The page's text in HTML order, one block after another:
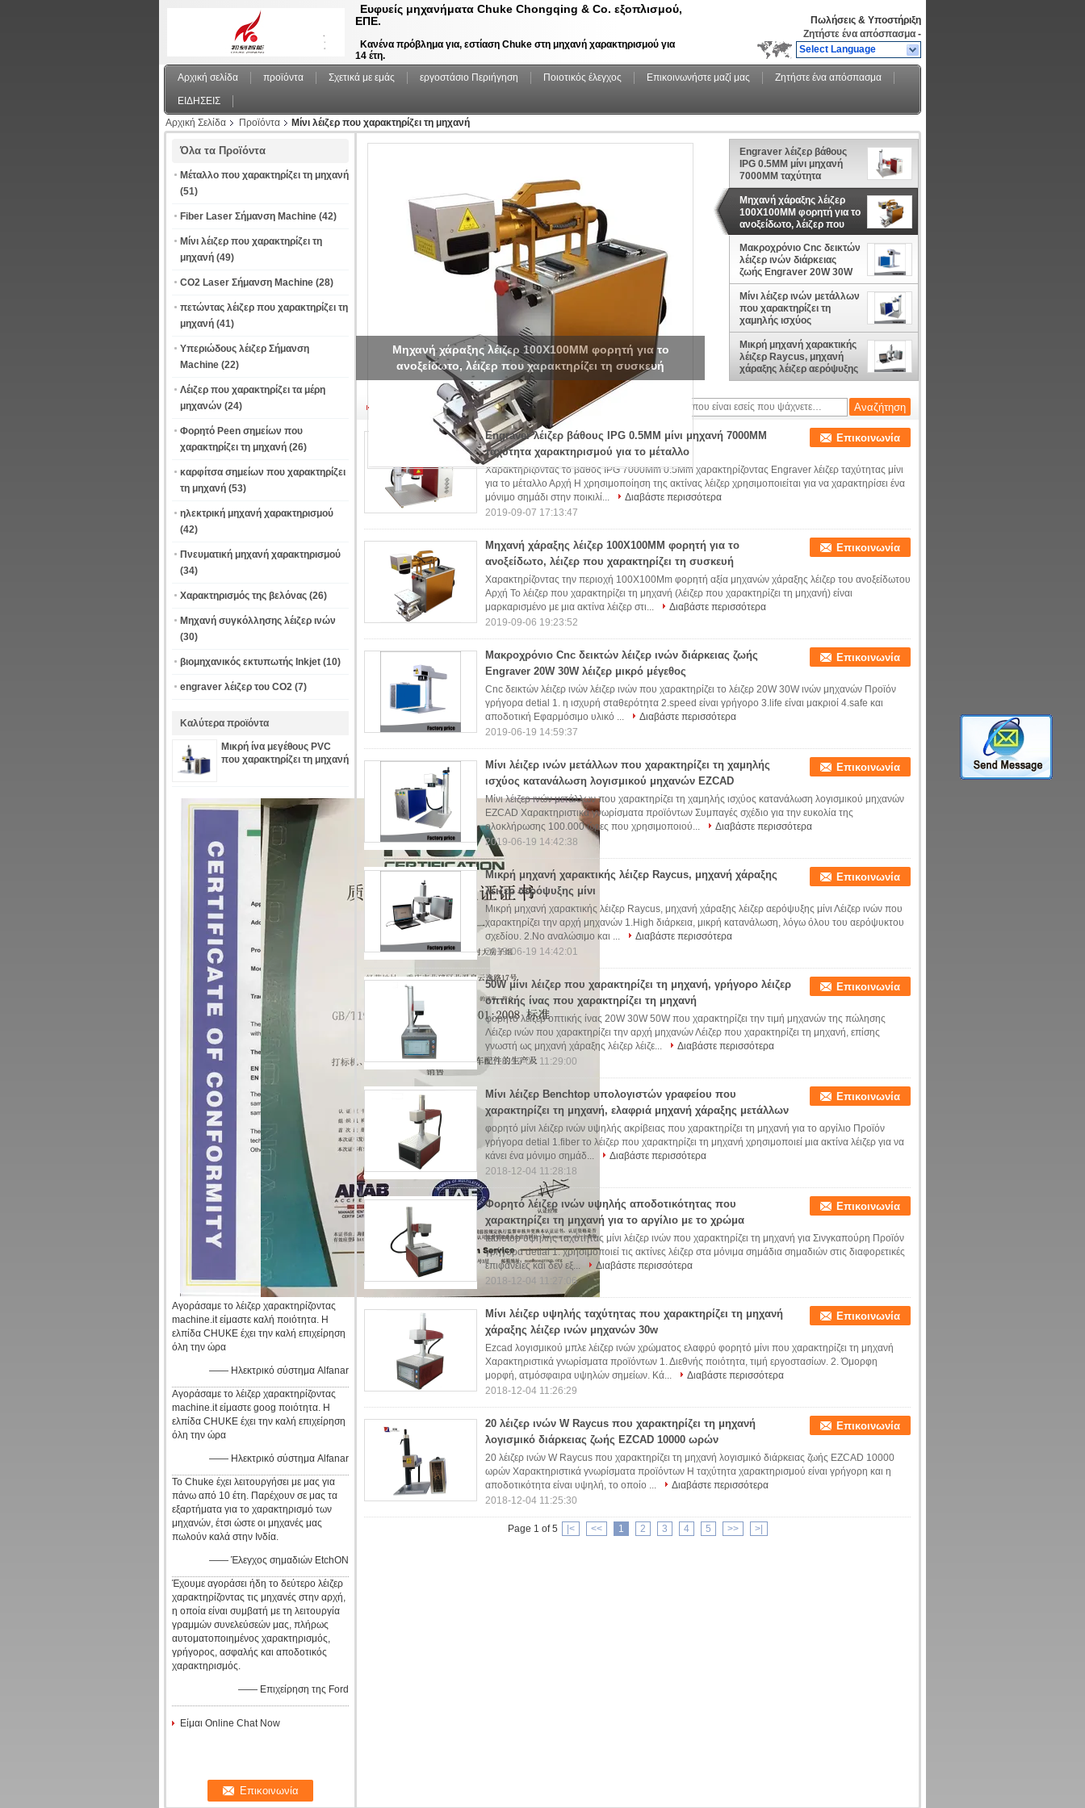
Ευφυείς μηχανήματα Chuke Chongqing & Co. εξοπλισμού,
ΕΠΕ.
Κανένα πρόβλημα για, εστίαση Chuke στη μηχανή χαρακτηρισμού για
14 έτη.
Πωλήσεις & Υποστήριξη
Ζητήστε ένα απόσπασμα -
Select Language
Αρχική σελίδα προϊόντα Σχετικά με εμάς εργοστάσιο Περιήγηση Ποιοτικός έλεγχος Επικοινωνήστε μαζί μας Ζητήστε ένα απόσπασμα
ΕΙΔΗΣΕΙΣ
Αρχική Σελίδα
Προϊόντα Μίνι λέιζερ που χαρακτηρίζει τη μηχανή
Όλα τα Προϊόντα
Μέταλλο που χαρακτηρίζει τη μηχανή
(51)
Fiber Laser Σήμανση Machine (42)
Μίνι λέιζερ που χαρακτηρίζει τη
μηχανή (49)
CO2 Laser Σήμανση Machine (28)
πετώντας λέιζερ που χαρακτηρίζει τη
μηχανή (41)
Υπεριώδους λέιζερ Σήμανση
Machine (22)
Λέιζερ που χαρακτηρίζει τα μέρη
μηχανών (24)
Φορητό Peen σημείων που
χαρακτηρίζει τη μηχανή (26)
καρφίτσα σημείων που χαρακτηρίζει
τη μηχανή (53)
ηλεκτρική μηχανή χαρακτηρισμού
(42)
Πνευματική μηχανή χαρακτηρισμού
(34)
Χαρακτηρισμός της βελόνας (26)
Μηχανή συγκόλλησης λέιζερ ινών
(30)
βιομηχανικός εκτυπωτής Inkjet (10)
engraver λέιζερ του CO2 (7)
Καλύτερα προϊόντα
Μικρή ίνα μεγέθους PVC
που χαρακτηρίζει τη μηχανή
Αγοράσαμε το λέιζερ χαρακτηρίζοντας
machine.it είμαστε καλή ποιότητα. Η
ελπίδα CHUKE έχει την καλή επιχείρηση
όλη την ώρα
—— Ηλεκτρικό σύστημα Alfanar
Αγοράσαμε το λέιζερ χαρακτηρίζοντας
machine.it είμαστε goog ποιότητα. Η
ελπίδα CHUKE έχει την καλή επιχείρηση
όλη την ώρα
—— Ηλεκτρικό σύστημα Alfanar
Το Chuke έχει λειτουργήσει με μας για
πάνω από 10 έτη. Παρέχουν σε μας τα
εξαρτήματα για το χαρακτηρισμό των
μηχανών, έτσι ώστε οι μηχανές μας
πωλούν καλά στην Ινδία.
—— Έλεγχος σημαδιών EtchON
Έχουμε αγοράσει ήδη το δεύτερο λέιζερ
χαρακτηρίζοντας τις μηχανές στην αρχή,
η οποία είναι συμβατή με τη λειτουργία
γραμμών συνελεύσεών μας, πλήρως
αυτοματοποιημένος χαρακτηρισμός,
γρήγορος, ασφαλής και αποδοτικός
χαρακτηρισμός.
—— Επιχείρηση της Ford
Είμαι Online Chat Now
Μηχανή χάραξης λέιζερ 100X100MM φορητή για το
ανοξείδωτο, λέιζερ που χαρακτηρίζει τη συσκευή
Engraver λέιζερ βάθους
IPG 0.5MM μίνι μηχανή
7000MM ταχύτητα
χαρακτηρισμού για το
μέταλλο
Μηχανή χάραξης λέιζερ
100X100MM φορητή για το
ανοξείδωτο, λέιζερ που
χαρακτηρίζει τη συσκευή
Μακροχρόνιο Cnc δεικτών
λέιζερ ινών διάρκειας
ζωής Engraver 20W 30W
λέιζερ μικρό μέγεθος
Μίνι λέιζερ ινών μετάλλων
που χαρακτηρίζει τη
χαμηλής ισχύος
κατανάλωση λογισμικού
μηχανών EZCAD
Μικρή μηχανή χαρακτικής
λέιζερ Raycus, μηχανή
χάραξης λέιζερ αερόψυξης
μίνι
Μίνι λέιζερ που χαρακτηρίζει τη μηχανή
Engraver λέιζερ βάθους IPG 0.5MM μίνι μηχανή 7000MM
ταχύτητα χαρακτηρισμού για το μέταλλο
Επικοινωνία
Χαρακτηρίζοντας το βάθος IPG 7000Mm 0.5Mm χαρακτηρίζοντας Engraver λέιζερ ταχύτητας μίνι
για το μέταλλο Αρχή Η χρησιμοποίηση της ακτίνας λέιζερ χρησιμοποιείται για να χαρακτηρίσει ένα
μόνιμο σημάδι στην ποικιλί...
Διαβάστε περισσότερα
2019-09-07 17:13:47
Μηχανή χάραξης λέιζερ 100X100MM φορητή για το
ανοξείδωτο, λέιζερ που χαρακτηρίζει τη συσκευή
Επικοινωνία
Χαρακτηρίζοντας την περιοχή 100X100Mm φορητή αξία μηχανών χάραξης λέιζερ του ανοξείδωτου
Αρχή Το λέιζερ που χαρακτηρίζει τη μηχανή (λέιζερ που χαρακτηρίζει τη μηχανή) είναι
μαρκαρισμένο με μια ακτίνα λέιζερ στι...
Διαβάστε περισσότερα
2019-09-06 19:23:52
Μακροχρόνιο Cnc δεικτών λέιζερ ινών διάρκειας ζωής
Engraver 20W 30W λέιζερ μικρό μέγεθος
Επικοινωνία
Cnc δεικτών λέιζερ ινών λέιζερ ινών που χαρακτηρίζει το λέιζερ 20W 30W ινών μηχανών Προϊόν
γρήγορα detial 1. η ισχυρή σταθερότητα 2.speed είναι γρήγορο 3.life είναι μακριοί 4.safe και
αποδοτική Εφαρμόσιμο υλικό ...
Διαβάστε περισσότερα
2019-06-19 14:59:37
Μίνι λέιζερ ινών μετάλλων που χαρακτηρίζει τη χαμηλής
ισχύος κατανάλωση λογισμικού μηχανών EZCAD
Επικοινωνία
Μίνι λέιζερ ινών μετάλλων που χαρακτηρίζει τη χαμηλής ισχύος κατανάλωση λογισμικού μηχανών
EZCAD Χαρακτηριστικά γνωρίσματα προϊόντων Συμπαγές σχέδιο για την ευκολία της
ολοκλήρωσης 100.000 ώρες που χρησιμοποιού...
Διαβάστε περισσότερα
2019-06-19 14:42:38
Μικρή μηχανή χαρακτικής λέιζερ Raycus, μηχανή χάραξης
λέιζερ αερόψυξης μίνι
Επικοινωνία
Μικρή μηχανή χαρακτικής λέιζερ Raycus, μηχανή χάραξης λέιζερ αερόψυξης μίνι Λέιζερ ινών που
χαρακτηρίζει την αρχή μηχανών 1.High διάρκεια, μικρή κατανάλωση, λόγω όλου του αερόψυκτου
σχεδίου. 2.No αναλώσιμο και ...
Διαβάστε περισσότερα
2019-06-19 14:42:01
50W μίνι λέιζερ που χαρακτηρίζει τη μηχανή, γρήγορο λέιζερ
οπτικής ίνας που χαρακτηρίζει τη μηχανή
Επικοινωνία
φορητό λέιζερ οπτικής ίνας 20W 30W 50W που χαρακτηρίζει την τιμή μηχανών της πώλησης
Λέιζερ ινών που χαρακτηρίζει την αρχή μηχανών Λέιζερ που χαρακτηρίζει τη μηχανή, επίσης
γνωστή ως μηχανή χάραξης λέιζερ λέιζε...
Διαβάστε περισσότερα
2018-12-04 11:29:00
Μίνι λέιζερ Benchtop υπολογιστών γραφείου που
χαρακτηρίζει τη μηχανή, ελαφριά μηχανή χάραξης μετάλλων
Επικοινωνία
φορητό μίνι λέιζερ ινών υψηλής ακρίβειας που χαρακτηρίζει τη μηχανή για το αργίλιο Προϊόν
γρήγορα detial 1.fiber το λέιζερ που χαρακτηρίζει τη μηχανή χρησιμοποιεί μια ακτίνα λέιζερ για να
κάνει ένα μόνιμο σημάδ...
Διαβάστε περισσότερα
2018-12-04 11:28:18
Φορητό λέιζερ ινών υψηλής αποδοτικότητας που
χαρακτηρίζει τη μηχανή για το αργίλιο με το χρώμα
Επικοινωνία
tabletop υψηλής ταχύτητας μίνι λέιζερ ινών που χαρακτηρίζει τη μηχανή για Σινγκαπούρη Προϊόν
γρήγορα detial 1. χρησιμοποιεί τις ακτίνες λέιζερ στα μόνιμα σημάδια σημαδιών στις διαφορετικές
επιφάνειες και δεν εξ...
Διαβάστε περισσότερα
2018-12-04 11:27:06
Μίνι λέιζερ υψηλής ταχύτητας που χαρακτηρίζει τη μηχανή
χάραξης λέιζερ ινών μηχανών 30w
Επικοινωνία
Ezcad λογισμικού μπλε λέιζερ ινών χρώματος ελαφρύ φορητό μίνι που χαρακτηρίζει τη μηχανή
Χαρακτηριστικά γνωρίσματα προϊόντων 1. Διεθνής ποιότητα, τιμή εργοστασίων. 2. Όμορφη
μορφή, ατμόσφαιρα υψηλών σημείων. Κά...
Διαβάστε περισσότερα
2018-12-04 11:26:29
20 λέιζερ ινών W Raycus που χαρακτηρίζει τη μηχανή
λογισμικό διάρκειας ζωής EZCAD 10000 ωρών
Επικοινωνία
20 λέιζερ ινών W Raycus που χαρακτηρίζει τη μηχανή λογισμικό διάρκειας ζωής EZCAD 10000
ωρών Χαρακτηριστικά γνωρίσματα προϊόντων Η ταχύτητα χαρακτηρισμού είναι γρήγορη και η
αποδοτικότητα είναι υψηλή, το οποίο ...
Διαβάστε περισσότερα
2018-12-04 11:25:30
Page 1 of 5 |< << 1 2 3 4 5 >> >|